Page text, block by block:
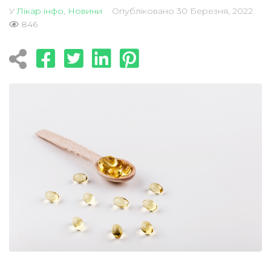
У Лікар інфо Новини Опубліковано 30 Березня, 2022
846